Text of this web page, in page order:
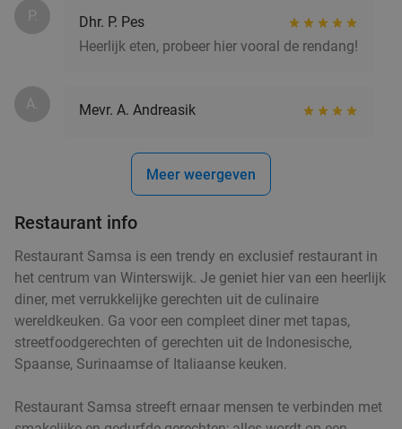
P.
Dhr. P. Pes
Heerlijk eten, probeer hier vooral de rendang!
A. Mevr. A. Andreasik
Meer weergeven
Restaurant info
Restaurant Samsa is een trendy en exclusief restaurant in
het centrum van Winterswijk. Je geniet hier van een heerlijk
diner, met verrukkelijke gerechten uit de culinaire
wereldkeuken. Ga voor een compleet diner met tapas,
streetfoodgerechten of gerechten uit de Indonesische,
Spaanse, Surinaamse of Italiaanse keuken.
Restaurant Samsa streeft ernaar mensen te verbinden met